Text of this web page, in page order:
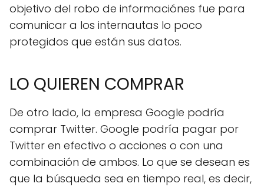
objetivo del robo de informaciónes fue para
comunicar a los internautas lo poco
protegidos que están sus datos.
LO QUIEREN COMPRAR
De otro lado, la empresa Google podría
comprar Twitter. Google podría pagar por
Twitter en efectivo o acciones o con una
combinación de ambos. Lo que se desean es
que la búsqueda sea en tiempo real, es decir,